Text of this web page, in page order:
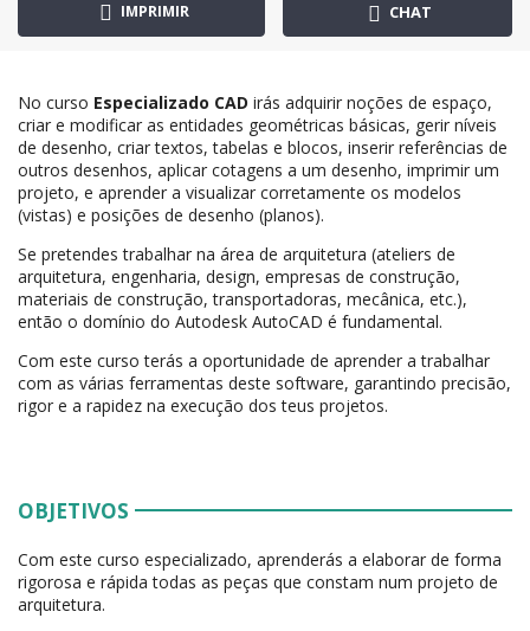
IMPRIMIR CHAT
No curso Especializado CAD irás adquirir noções de espaço,
criar e modificar as entidades geométricas básicas, gerir níveis
de desenho, criar textos, tabelas e blocos, inserir referências de
outros desenhos, aplicar cotagens a um desenho, imprimir um
projeto, e aprender a visualizar corretamente os modelos
(vistas) e posições de desenho (planos).
Se pretendes trabalhar na área de arquitetura (ateliers de
arquitetura, engenharia, design, empresas de construção,
materiais de construção, transportadoras, mecânica, etc.),
então o domínio do Autodesk AutoCAD é fundamental.
Com este curso terás a oportunidade de aprender a trabalhar
com as várias ferramentas deste software, garantindo precisão,
rigor e a rapidez na execução dos teus projetos.
OBJETIVOS
Com este curso especializado, aprenderás a elaborar de forma
rigorosa e rápida todas as peças que constam num projeto de
arquitetura.